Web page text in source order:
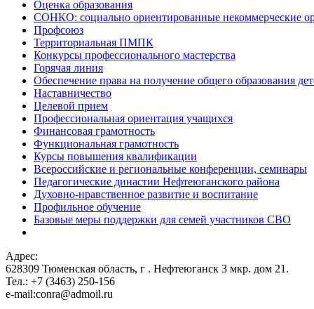
Оценка образования
СОНКО: социально ориентированные некоммерческие
Профсоюз
Территориальная ПМПК
Конкурсы профессионального мастерства
Горячая линия
Обеспечение права на получение общего образования
Наставничество
Целевой прием
Профессиональная ориентация учащихся
Финансовая грамотность
Функциональная грамотность
Курсы повышения квалификации
Всероссийские и региональные конференции, семинары
Педагогические династии Нефтеюганского района
Духовно-нравственное развитие и воспитание
Профильное обучение
Базовые меры поддержки для семей участников СВО
Адрес:
628309 Тюменская область, г . Нефтеюганск 3 мкр. дом 21.
Тел.: +7 (3463) 250-156
e-mail:conra@admoil.ru